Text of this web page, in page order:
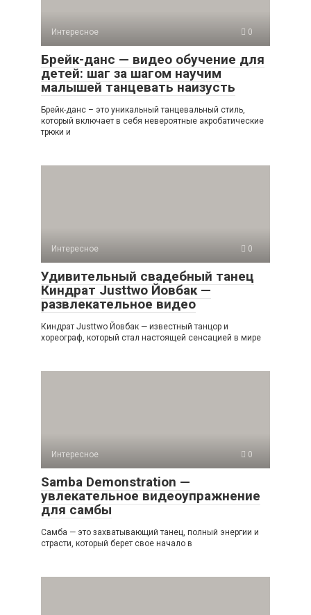
Интересное 0
Брейк-данс — видео обучение для
детей: шаг за шагом научим
малышей танцевать наизусть
Брейк-данс – это уникальный танцевальный стиль,
который включает в себя невероятные акробатические
трюки и
Интересное 0
Удивительный свадебный танец
Киндрат Justtwo Йовбак —
развлекательное видео
Киндрат Justtwo Йовбак — известный танцор и
хореограф, который стал настоящей сенсацией в мире
Интересное 0
Samba Demonstration —
увлекательное видеоупражнение
для самбы
Самба — это захватывающий танец, полный энергии и
страсти, который берет свое начало в